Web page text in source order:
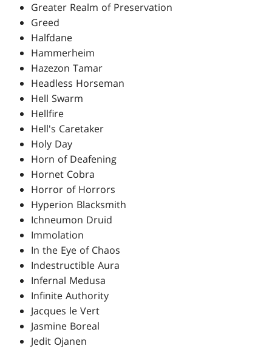
Greater Realm of Preservation
Greed
Halfdane
Hammerheim
Hazezon Tamar
Headless Horseman
Hell Swarm
Hellfire
Hell's Caretaker
Holy Day
Horn of Deafening
Hornet Cobra
Horror of Horrors
Hyperion Blacksmith
Ichneumon Druid
Immolation
In the Eye of Chaos
Indestructible Aura
Infernal Medusa
Infinite Authority
Jacques le Vert
Jasmine Boreal
Jedit Ojanen